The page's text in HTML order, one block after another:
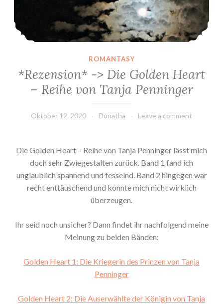
ROMANTASY
*Rezension* -> Die Golden Heart
– Reihe von Tanja Penninger
Oktober 12, 2020 Donatha Leave a comment
Die Golden Heart – Reihe von Tanja Penninger lässt mich
doch sehr Zwiegestalten zurück. Band 1 fand ich
unglaublich spannend und fesselnd. Band 2 hingegen war
recht enttäuschend und konnte mich nicht wirklich
überzeugen.
Ihr seid noch unsicher? Dann findet ihr nachfolgend meine
Meinung zu beiden Bänden:
Golden Heart 1: Die Kriegerin des Prinzen von Tanja
Penninger
Golden Heart 2: Die Auserwählte der Königin von Tanja